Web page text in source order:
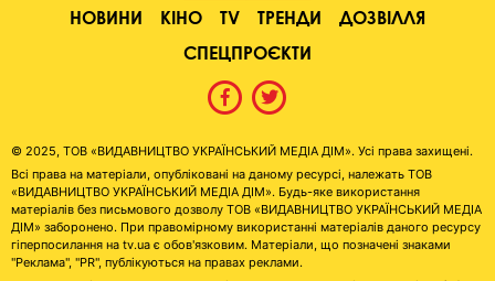
НОВИНИ КІНО TV ТРЕНДИ
ДОЗВІЛЛЯ
СПЕЦПРОЄКТИ
© 2025, ТОВ «ВИДАВНИЦТВО УКРАЇНСЬКИЙ МЕДІА ДІМ». Усі права захищені.
Всі права на матеріали, опубліковані на даному ресурсі, належать ТОВ
«ВИДАВНИЦТВО УКРАЇНСЬКИЙ МЕДІА ДІМ». Будь-яке використання
матеріалів без письмового дозволу ТОВ «ВИДАВНИЦТВО УКРАЇНСЬКИЙ МЕДІА
ДІМ» заборонено. При правомірному використанні матеріалів даного ресурсу
гіперпосилання на tv.ua є обов'язковим. Матеріали, що позначені знаками
"Реклама", "PR", публікуються на правах реклами.